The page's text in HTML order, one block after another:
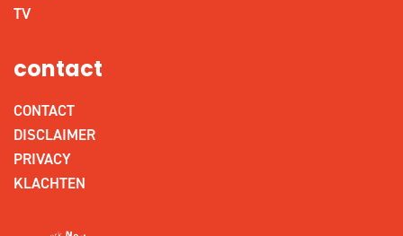
TV
contact
CONTACT
DISCLAIMER
PRIVACY
KLACHTEN